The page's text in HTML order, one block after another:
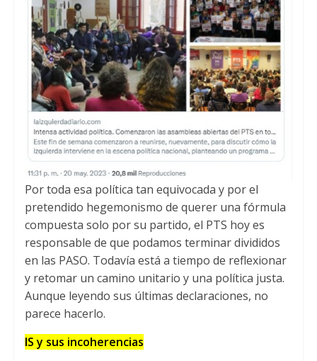
Por toda esa política tan equivocada y por el
pretendido hegemonismo de querer una fórmula
compuesta solo por su partido, el PTS hoy es
responsable de que podamos terminar divididos
en las PASO. Todavía está a tiempo de reflexionar
y retomar un camino unitario y una política justa.
Aunque leyendo sus últimas declaraciones, no
parece hacerlo.
IS y sus incoherencias